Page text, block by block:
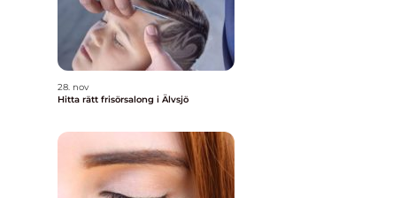
28. nov
Hitta rätt frisörsalong i Älvsjö